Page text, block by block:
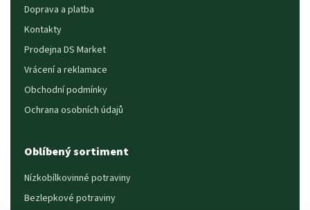
Doprava a platba
Kontakty
Prodejna DS Market
Vrácení a reklamace
Obchodní podmínky
Ochrana osobních údajů
Oblíbený sortiment
Nízkobílkovinné potraviny
Bezlepkové potraviny